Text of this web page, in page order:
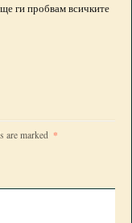
ги пробвам всичките
are marked *